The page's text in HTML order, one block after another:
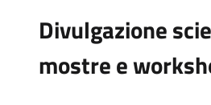
Divulgazione
mostre e